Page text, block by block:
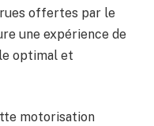
offertes par le
une expérience de
optimal et
motorisation